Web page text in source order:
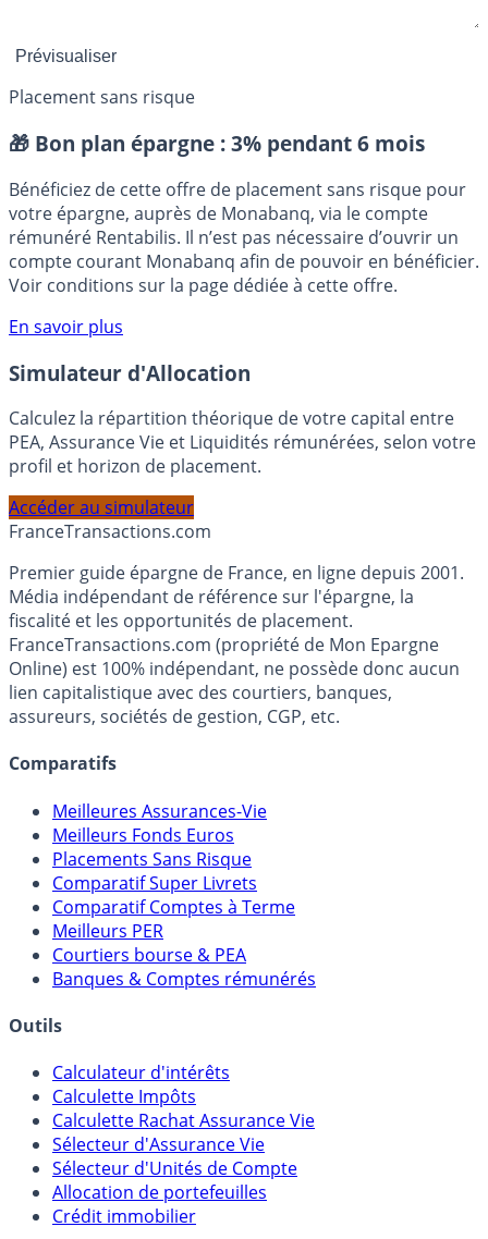
Placement sans risque
🎁 Bon plan épargne : 3% pendant 6 mois
Bénéficiez de cette offre de placement sans risque pour
votre épargne, auprès de Monabanq, via le compte
rémunéré Rentabilis. Il n’est pas nécessaire d’ouvrir un
compte courant Monabanq afin de pouvoir en bénéficier.
Voir conditions sur la page dédiée à cette offre.
En savoir plus
Simulateur d'Allocation
Calculez la répartition théorique de votre capital entre
PEA, Assurance Vie et Liquidités rémunérées, selon votre
profil et horizon de placement.
Accéder au simulateur
FranceTransactions.com
Premier guide épargne de France, en ligne depuis 2001.
Média indépendant de référence sur l'épargne, la
fiscalité et les opportunités de placement.
FranceTransactions.com (propriété de Mon Epargne
Online) est 100% indépendant, ne possède donc aucun
lien capitalistique avec des courtiers, banques,
Meilleures Assurances-Vie
Meilleurs Fonds Euros
Placements Sans Risque
Comparatif Super Livrets
Comparatif Comptes à Terme
Meilleurs PER
Courtiers bourse & PEA
Calculateur d'intérêts
Calculette Impôts
Calculette Rachat Assurance Vie
Sélecteur d'Assurance Vie
Sélecteur d'Unités de Compte
Allocation de portefeuilles